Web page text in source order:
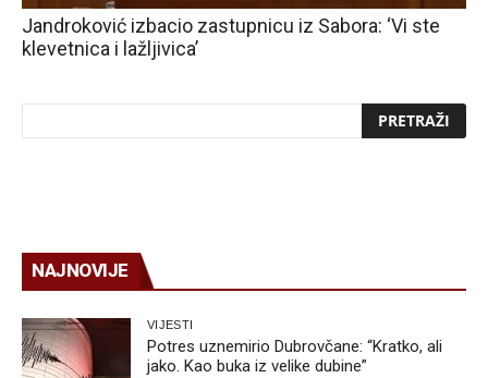
Jandroković izbacio zastupnicu iz Sabora: ‘Vi ste
klevetnica i lažljivica’
NAJNOVIJE
VIJESTI
Potres uznemirio Dubrovčane: “Kratko, ali
jako. Kao buka iz velike dubine”